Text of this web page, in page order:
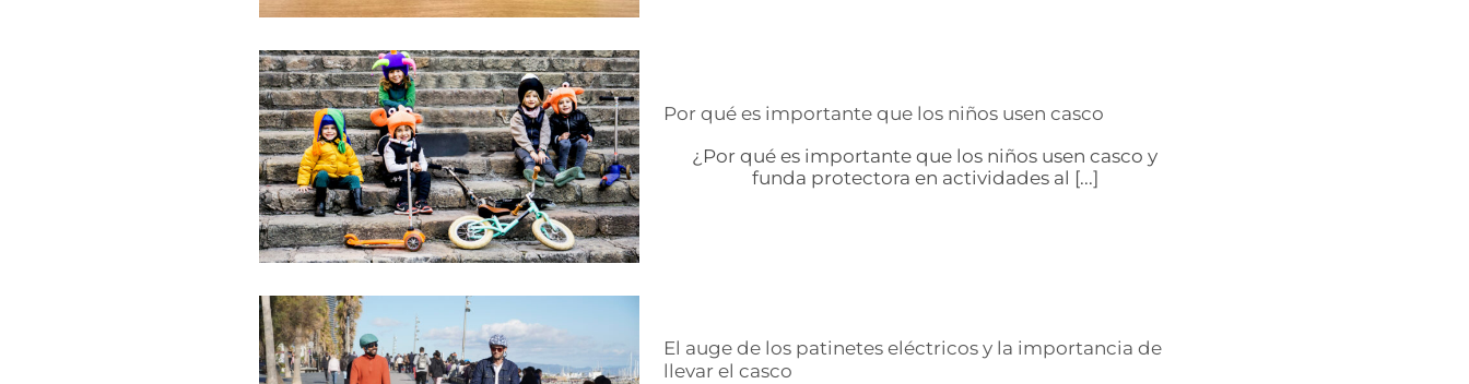
Por qué es importante que los niños usen casco
¿Por qué es importante que los niños usen casco y
funda protectora en actividades al [...]
El auge de los patinetes eléctricos y la importancia de
llevar el casco